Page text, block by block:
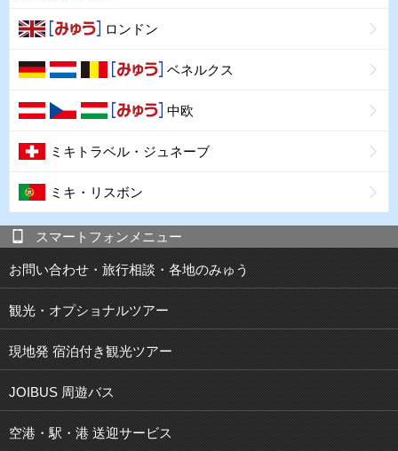
ロンドン
ベネルクス
中欧
ミキトラベル・ジュネーブ
ミキ・リスボン
スマートフォンメニュー
お問い合わせ・旅行相談・各地のみゅう
観光・オプショナルツアー
現地発 宿泊付き観光ツアー
JOIBUS 周遊バス
空港・駅・港 送迎サービス